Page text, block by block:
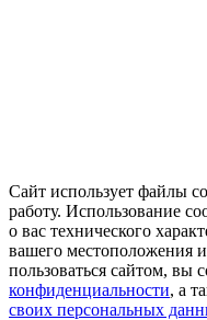
Сайт использует файлы
работу. Использование
о вас технического
вашего местоположения
пользоваться сайтом, вы
конфиденциальности, а
своих персональных